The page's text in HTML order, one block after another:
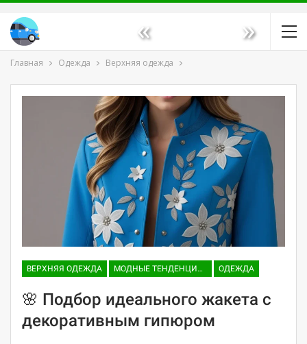
« »
Главная Одежда Верхняя одежда
ВЕРХНЯЯ ОДЕЖДА МОДНЫЕ ТЕНДЕНЦИИ И ТРЕНДЫ ОДЕЖДА
🌸 Подбор идеального жакета с
декоративным гипюром